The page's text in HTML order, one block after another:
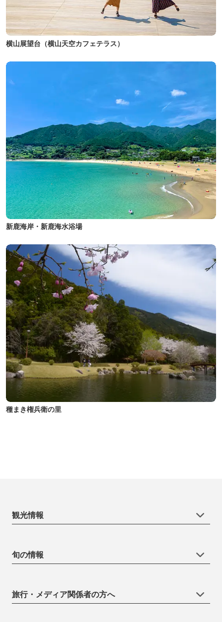
横山展望台（横山天空カフェテラス）
新鹿海岸・新鹿海水浴場
種まき権兵衛の里
観光情報
旬の情報
旅行・メディア関係者の方へ